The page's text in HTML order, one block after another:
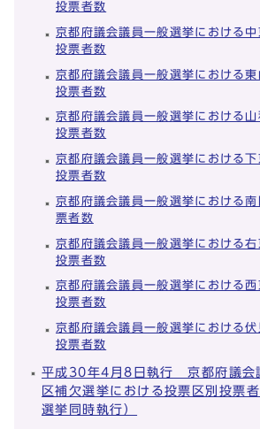
投票者数
京都府議会議員一般選挙における中
投票者数
京都府議会議員一般選挙における東
投票者数
京都府議会議員一般選挙における山
投票者数
京都府議会議員一般選挙における下
投票者数
京都府議会議員一般選挙における
票者数
京都府議会議員一般選挙における右
投票者数
京都府議会議員一般選挙における西
投票者数
京都府議会議員一般選挙における伏
投票者数
平成30年4月8日執行 京都府議会
区補欠選挙における投票区別投票
選挙同時執行）